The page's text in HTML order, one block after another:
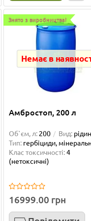
Знято з виробництва!
Немає в
Амбростоп, 200 л
Об`єм, л: 200 Вид:
Тип: гербіциди,
Клас токсичності:4
(нетоксичні)
16999.00 грн